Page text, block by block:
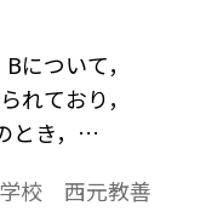
について，
れており，
き，
ったとき，ベ
校 西元教善